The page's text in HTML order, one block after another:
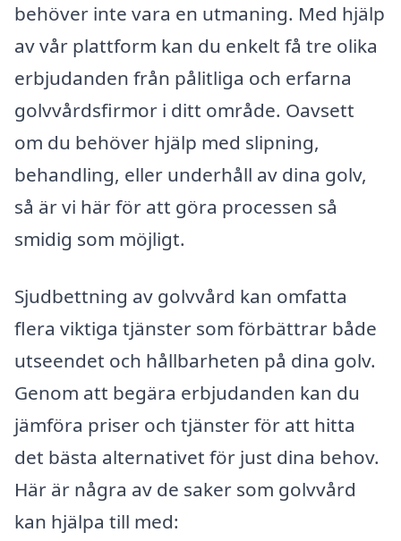
behöver inte vara en utmaning. Med hjälp
av vår plattform kan du enkelt få tre olika
erbjudanden från pålitliga och erfarna
golvvårdsfirmor i ditt område. Oavsett
om du behöver hjälp med slipning,
behandling, eller underhåll av dina golv,
så är vi här för att göra processen så
smidig som möjligt.
Sjudbettning av golvvård kan omfatta
flera viktiga tjänster som förbättrar både
utseendet och hållbarheten på dina golv.
Genom att begära erbjudanden kan du
jämföra priser och tjänster för att hitta
det bästa alternativet för just dina behov.
Här är några av de saker som golvvård
kan hjälpa till med: